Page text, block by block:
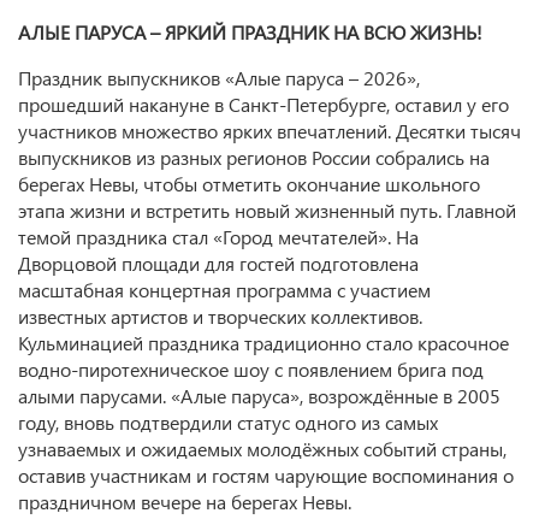
АЛЫЕ ПАРУСА – ЯРКИЙ ПРАЗДНИК НА ВСЮ ЖИЗНЬ!
Праздник выпускников «Алые паруса – 2026»,
прошедший накануне в Санкт-Петербурге, оставил у его
участников множество ярких впечатлений. Десятки тысяч
выпускников из разных регионов России собрались на
берегах Невы, чтобы отметить окончание школьного
этапа жизни и встретить новый жизненный путь. Главной
темой праздника стал «Город мечтателей». На
Дворцовой площади для гостей подготовлена
масштабная концертная программа с участием
известных артистов и творческих коллективов.
Кульминацией праздника традиционно стало красочное
водно-пиротехническое шоу с появлением брига под
алыми парусами. «Алые паруса», возрождённые в 2005
году, вновь подтвердили статус одного из самых
узнаваемых и ожидаемых молодёжных событий страны,
оставив участникам и гостям чарующие воспоминания о
праздничном вечере на берегах Невы.